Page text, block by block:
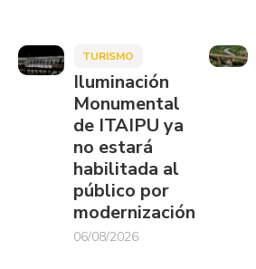
TURISMO
Iluminación
Monumental
de ITAIPU ya
no estará
habilitada al
público por
modernización
06/08/2026